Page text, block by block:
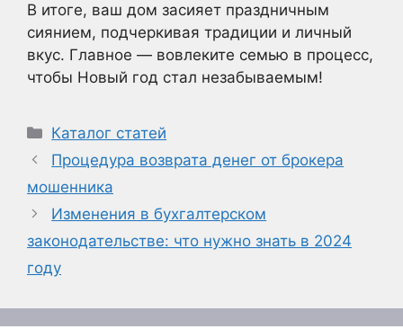
В итоге, ваш дом засияет праздничным
сиянием, подчеркивая традиции и личный
вкус. Главное — вовлеките семью в процесс,
чтобы Новый год стал незабываемым!
Рубрики
Каталог статей
Процедура возврата денег от брокера
мошенника
Изменения в бухгалтерском
законодательстве: что нужно знать в 2024
году